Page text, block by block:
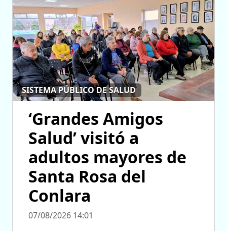
SISTEMA PÚBLICO DE SALUD
‘Grandes Amigos
Salud’ visitó a
adultos mayores de
Santa Rosa del
Conlara
07/08/2026 14:01